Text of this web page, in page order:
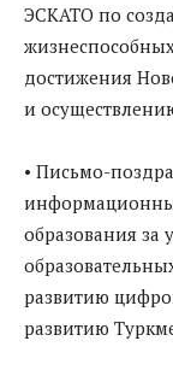
ЭСКАТО по
достижения
и
• Письмо-
образования
развитию
развитию